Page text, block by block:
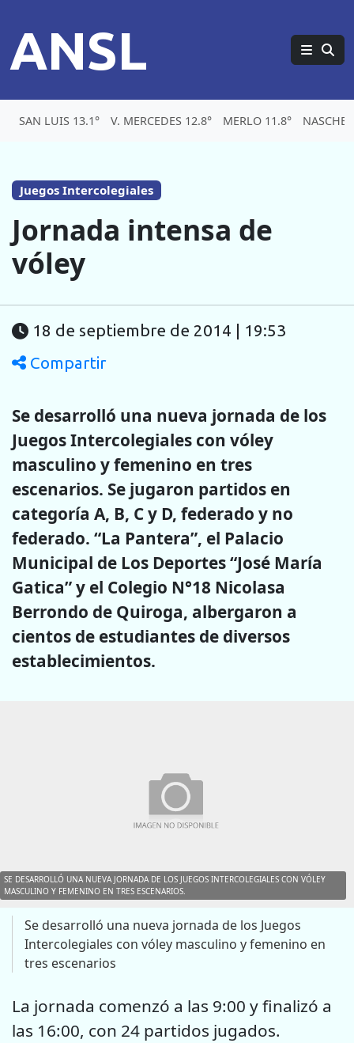
ANSL
SAN LUIS 13.1° V. MERCEDES 12.8° MERLO 11.8°
Juegos Intercolegiales
Jornada intensa de
vóley
18 de septiembre de 2014 | 19:53
Compartir
Se desarrolló una nueva jornada de los
Juegos Intercolegiales con vóley
masculino y femenino en tres
escenarios. Se jugaron partidos en
categoría A, B, C y D, federado y no
federado. “La Pantera”, el Palacio
Municipal de Los Deportes “José María
Gatica” y el Colegio N°18 Nicolasa
Berrondo de Quiroga, albergaron a
cientos de estudiantes de diversos
establecimientos.
SE DESARROLLÓ UNA NUEVA JORNADA DE LOS JUEGOS INTERCOLEGIALES CON VÓLEY
MASCULINO Y FEMENINO EN TRES ESCENARIOS.
Se desarrolló una nueva jornada de los Juegos
Intercolegiales con vóley masculino y femenino en
tres escenarios
La jornada comenzó a las 9:00 y finalizó a
las 16:00, con 24 partidos jugados.